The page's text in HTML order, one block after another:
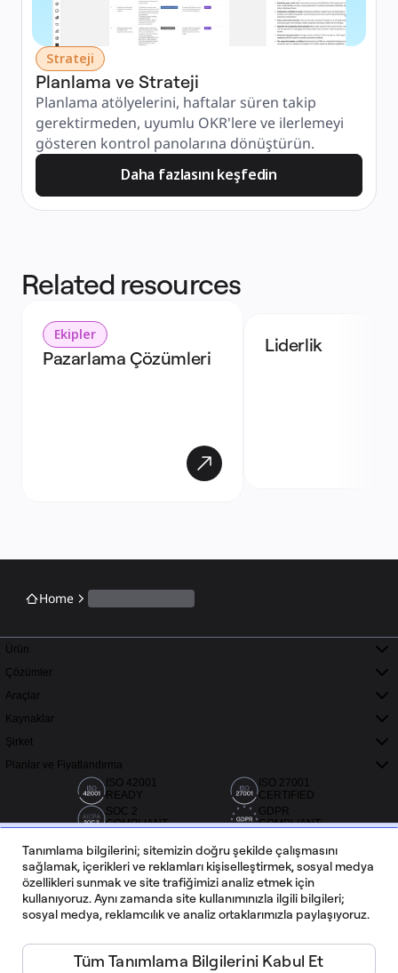
Strateji
Planlama ve Strateji
Planlama atölyelerini, haftalar süren takip
gerektirmeden, uyumlu OKR'lere ve ilerlemeyi
gösteren kontrol panolarına dönüştürün.
Daha fazlasını keşfedin
Related resources
Ekipler
Pazarlama Çözümleri
Liderlik
Home
Ürün
Çözümler
Araçlar
Kaynaklar
Şirket
Planlar ve Fiyatlandırma
ISO 42001
READY
ISO 27001
CERTIFIED
SOC 2
COMPLIANT
GDPR
COMPLIANT
Capterra, G2 ve Trustradius'tan 20.000'den fazla değerlendirme
Tanımlama bilgilerini; sitemizin doğru şekilde çalışmasını
sağlamak, içerikleri ve reklamları kişiselleştirmek, sosyal medya
özellikleri sunmak ve site trafiğimizi analiz etmek için
kullanıyoruz. Aynı zamanda site kullanımınızla ilgili bilgileri;
sosyal medya, reklamcılık ve analiz ortaklarımızla paylaşıyoruz.
Tüm Tanımlama Bilgilerini Kabul Et